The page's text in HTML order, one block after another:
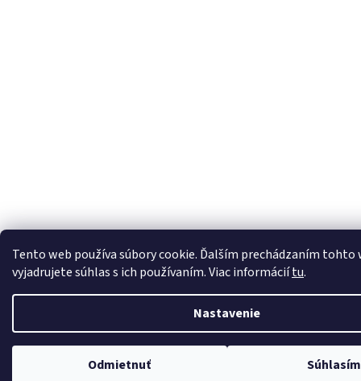
Tento web používa súbory cookie. Ďalším prechádzaním tohto
vyjadrujete súhlas s ich používaním. Viac informáciítu.
Nastavenie
Odmietnuť Súhlasím